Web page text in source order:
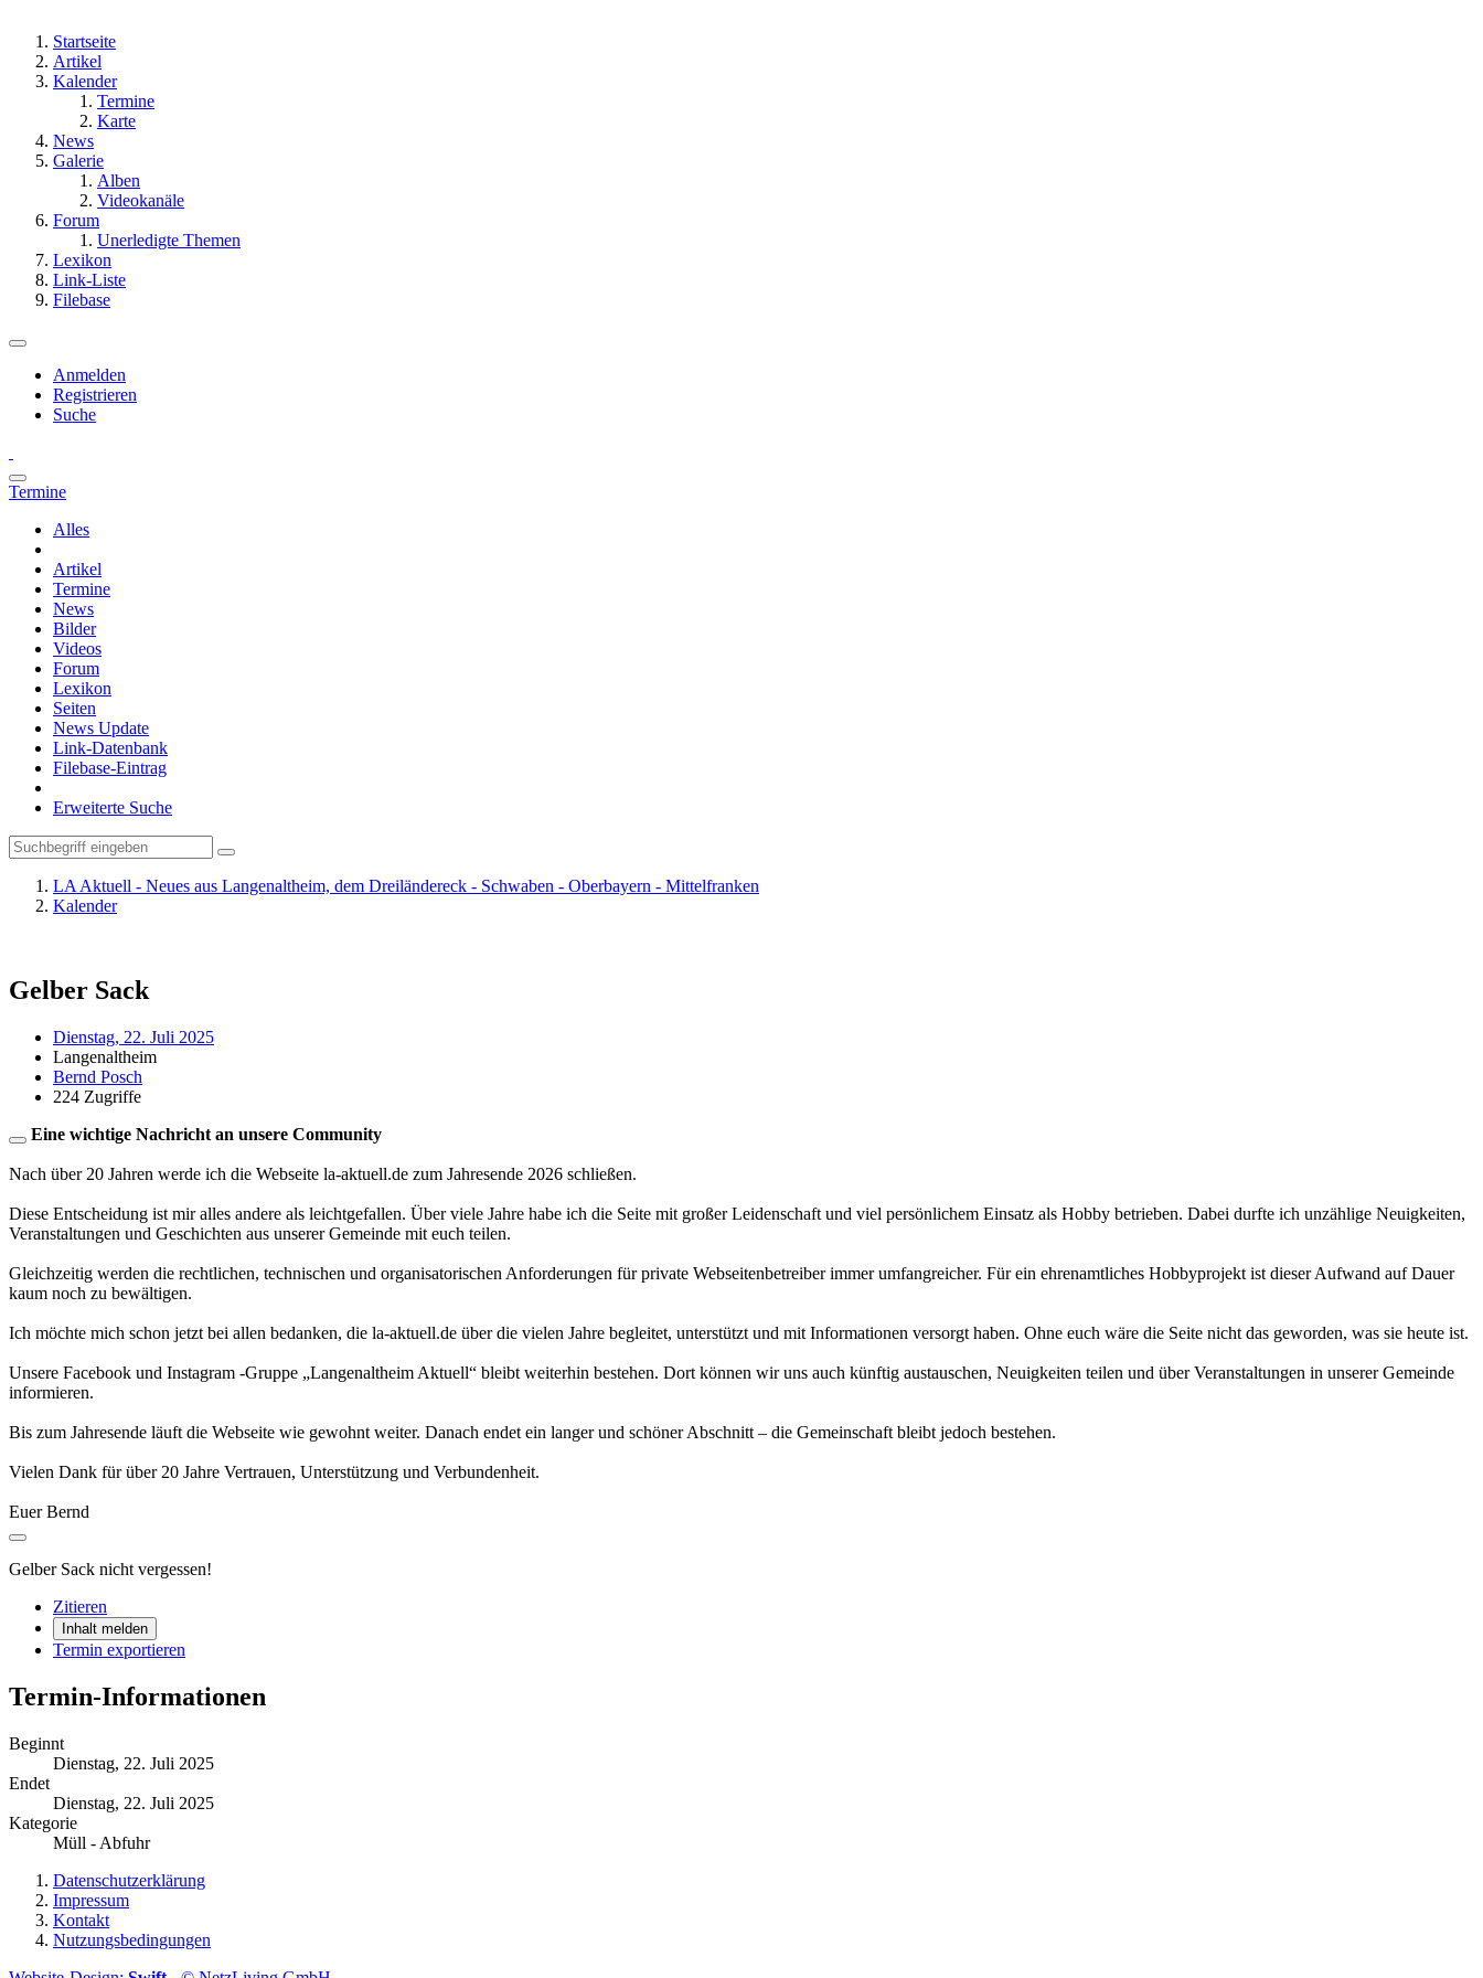
Startseite
Artikel
Kalender
Termine
Karte
News
Galerie
Alben
Videokanäle
Forum
Unerledigte Themen
Lexikon
Link-Liste
Filebase
Anmelden
Registrieren
Suche
Termine
Alles
Artikel
Termine
News
Bilder
Videos
Forum
Lexikon
Seiten
News Update
Link-Datenbank
Filebase-Eintrag
Erweiterte Suche
LA Aktuell - Neues aus Langenaltheim, dem Dreiländereck - Schwaben - Oberbayern - Mittelfranken
Kalender
Gelber Sack
Dienstag, 22. Juli 2025
Langenaltheim
Bernd Posch
224 Zugriffe
Eine wichtige Nachricht an unsere Community
Nach über 20 Jahren werde ich die Webseite la-aktuell.de zum Jahresende 2026 schließen.
Diese Entscheidung ist mir alles andere als leichtgefallen. Über viele Jahre habe ich die Seite mit großer Leidenschaft und viel persönlichem Einsatz als Hobby betrieben. Dabei durfte ich unzählige Neuigkeiten,
Veranstaltungen und Geschichten aus unserer Gemeinde mit euch teilen.
Gleichzeitig werden die rechtlichen, technischen und organisatorischen Anforderungen für private Webseitenbetreiber immer umfangreicher. Für ein ehrenamtliches Hobbyprojekt ist dieser Aufwand auf Dauer
kaum noch zu bewältigen.
Ich möchte mich schon jetzt bei allen bedanken, die la-aktuell.de über die vielen Jahre begleitet, unterstützt und mit Informationen versorgt haben. Ohne euch wäre die Seite nicht das geworden, was sie heute ist.
Unsere Facebook und Instagram -Gruppe „Langenaltheim Aktuell“ bleibt weiterhin bestehen. Dort können wir uns auch künftig austauschen, Neuigkeiten teilen und über Veranstaltungen in unserer Gemeinde
informieren.
Bis zum Jahresende läuft die Webseite wie gewohnt weiter. Danach endet ein langer und schöner Abschnitt – die Gemeinschaft bleibt jedoch bestehen.
Vielen Dank für über 20 Jahre Vertrauen, Unterstützung und Verbundenheit.
Euer Bernd
Gelber Sack nicht vergessen!
Zitieren
Inhalt melden
Termin exportieren
Termin-Informationen
Beginnt
Dienstag, 22. Juli 2025
Endet
Dienstag, 22. Juli 2025
Kategorie
Müll - Abfuhr
Datenschutzerklärung
Impressum
Kontakt
Nutzungsbedingungen